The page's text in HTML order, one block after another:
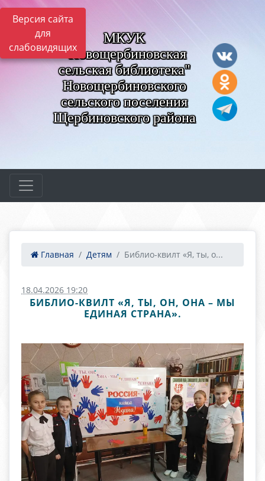
Версия сайта
для
слабовидящих
МКУК
"Новощербиновская
сельская библиотека"
Новощербиновского
сельского поселения
Щербиновского района
Главная Детям Библио-квилт «Я, ты, о...
18.04.2026 19:20
БИБЛИО-КВИЛТ «Я, ТЫ, ОН, ОНА – МЫ
ЕДИНАЯ СТРАНА».